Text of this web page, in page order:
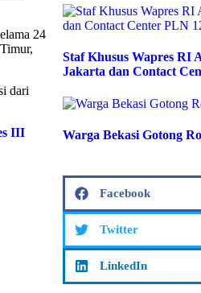
24
dari
III
Staf Khusus Wapres RI
Jakarta dan Contact
Warga Bekasi Gotong
Facebook
Twitter
LinkedIn